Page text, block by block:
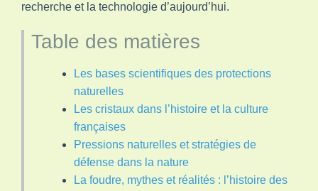
recherche et la technologie d’aujourd’hui.
Table des matières
Les bases scientifiques des protections
naturelles
Les cristaux dans l’histoire et la culture
françaises
Pressions naturelles et stratégies de
défense dans la nature
La foudre, mythes et réalités : l’histoire des